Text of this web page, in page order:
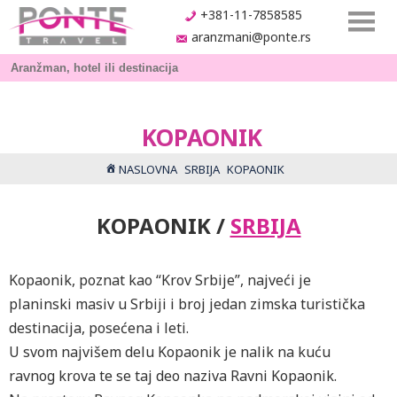
+381-11-7858585
aranzmani@ponte.rs
KOPAONIK
NASLOVNA SRBIJA KOPAONIK
KOPAONIK / SRBIJA
Kopaonik, poznat kao “Krov Srbije”, najveći je
planinski masiv u Srbiji i broj jedan zimska turistička
destinacija, posećena i leti.
U svom najvišem delu Kopaonik je nalik na kuću
ravnog krova te se taj deo naziva Ravni Kopaonik.